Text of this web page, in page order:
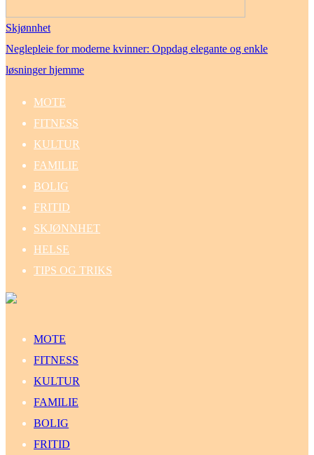
Skjønnhet
Neglepleie for moderne kvinner: Oppdag elegante og enkle
løsninger hjemme
MOTE
FITNESS
KULTUR
FAMILIE
BOLIG
FRITID
SKJØNNHET
HELSE
TIPS OG TRIKS
MOTE
FITNESS
KULTUR
FAMILIE
BOLIG
FRITID